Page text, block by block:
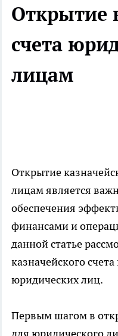
Открытие
счета
лицам
Открытие
лицам является
обеспечения
финансами и
данной статье
казначейского
юридических лиц.
Первым шагом в